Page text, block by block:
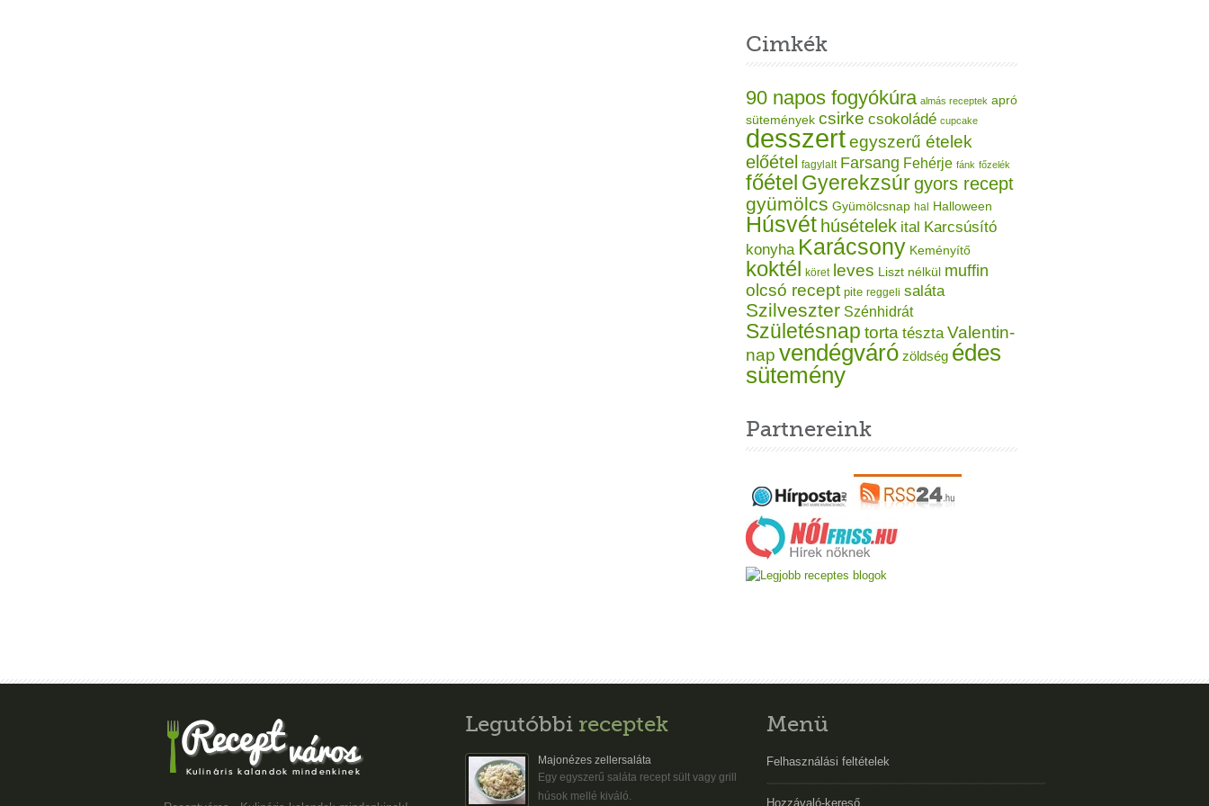
Cimkék
90 napos fogyókúra almás receptek apró
sütemények csirke csokoládé cupcake
desszertegyszerű ételek
előétel fagylalt Farsang Fehérje fánk főzelék
főétel Gyerekzsúrgyors recept
gyümölcs Gyümölcsnap hal Halloween
Húsvét húsételek ital Karcsúsító
konyha Karácsony Keményítő
koktél köret leves Liszt nélkül muffin
olcsó recept pite reggeli saláta
Szilveszter Szénhidrát
Születésnap torta tészta Valentin-
nap vendégváró zöldség édes
sütemény
Partnereink
Legutóbbi receptek
Majonézes zellersaláta
Egy egyszerű saláta recept sült vagy grill
húsok mellé kiváló.
Menü
Felhasználási feltételek
Hozzávaló-kereső